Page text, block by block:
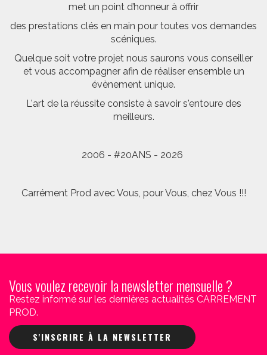
met un point d’honneur à offrir
des prestations clés en main pour toutes vos demandes
scéniques.
Quelque soit votre projet nous saurons vous conseiller
et vous accompagner afin de réaliser ensemble un
évènement unique.
L'art de la réussite consiste à savoir s'entoure des
meilleurs.
2006 - #20ANS - 2026
Carrément Prod avec Vous, pour Vous, chez Vous !!!
Vous voulez recevoir la newsletter mensuelle ?
Restez informé sur les dernières actualités CARREMENT
PROD.
S'INSCRIRE À LA NEWSLETTER